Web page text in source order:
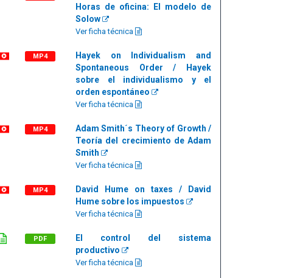
Horas de oficina: El modelo de
Solow
Ver ficha técnica
MP4
Hayek on Individualism and
Spontaneous Order / Hayek
sobre el individualismo y el
orden espontáneo
Ver ficha técnica
MP4
Adam Smith´s Theory of Growth /
Teoría del crecimiento de Adam
Smith
Ver ficha técnica
MP4
David Hume on taxes / David
Hume sobre los impuestos
Ver ficha técnica
PDF
El control del sistema
productivo
Ver ficha técnica